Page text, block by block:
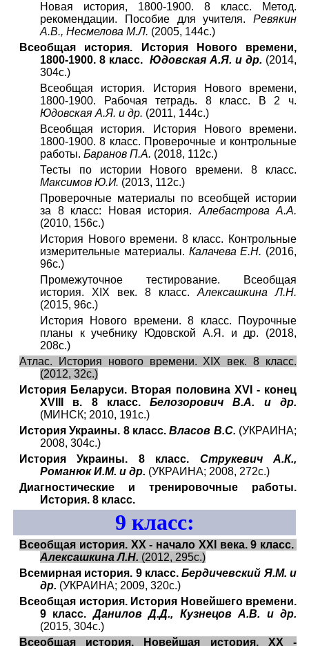
Новая история, 1800-1900. 8 класс. Метод.
рекомендации. Пособие для учителя. Ревякин
А.В., Несмелова М.Л. (2005, 144с.)
Всеобщая история. История Нового времени,
1800-1900. 8 класс. Юдовская А.Я. и др. (2014,
304с.)
Всеобщая история. История Нового времени,
1800-1900. Рабочая тетрадь. 8 класс. В 2 ч.
Юдовская А.Я. и др. (2011, 144с.)
Всеобщая история. История Нового времени.
1800-1900. 8 класс. Проверочные и контрольные
работы. Баранов П.А. (2018, 112с.)
Тесты по истории Нового времени. 8 класс.
Максимов Ю.И. (2013, 112с.)
Проверочные материалы по всеобщей истории
за 8 класс: Новая история. Алебастрова А.А.
(2010, 156с.)
История Нового времени. 8 класс. Контрольные
измерительные материалы. Калачева Е.Н. (2016,
96с.)
Промежуточное тестирование. Всеобщая
история. XIX век. 8 класс. Алексашкина Л.Н.
(2015, 96с.)
История Нового времени. 8 класс. Поурочные
планы к учебнику Юдовской А.Я. и др. (2018,
208с.)
Атлас. История нового времени. XIX век. 8 класс.
(2012, 32с.)
История Беларуси. Вторая половина XVI - конец
XVIII в. 8 класс.Белозорович В.А. и др.
(МИНСК; 2010, 191с.)
История Украины. 8 класс.Власов В.С. (УКРАИНА;
2008, 304с.)
История Украины. 8 класс. Струкевич А.К.,
Романюк И.М. и др. (УКРАИНА; 2008, 272с.)
Диагностические и тренировочные работы.
История. 8 класс.
9 класс:
Всеобщая история. XX - начало XXI века. 9 класс.
Алексашкина Л.Н. (2012, 295с.)
Всемирная история. 9 класс.Бердичевский Я.М. и
др. (УКРАИНА; 2009, 320с.)
Всеобщая история. История Новейшего времени.
9 класс.Данилов Д.Д., Кузнецов А.В. и др.
(2015, 304с.)
Всеобщая история. Новейшая история. XX -